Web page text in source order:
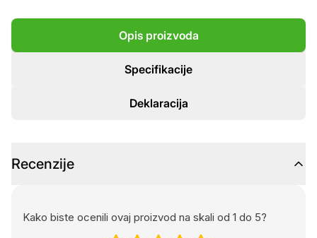
Opis proizvoda
Specifikacije
Deklaracija
Recenzije
Kako biste ocenili ovaj proizvod na skali od 1 do 5?